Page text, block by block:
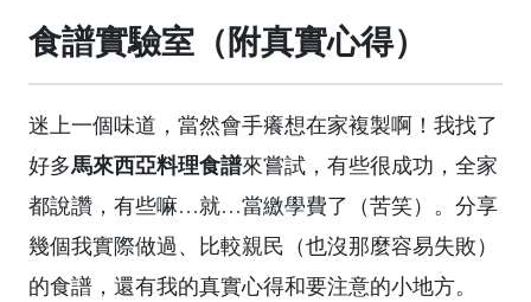
食譜實驗室（附真實心得）
迷上一個味道，當然會手癢想在家複製啊！我找了
好多馬來西亞料理食譜來嘗試，有些很成功，全家
都說讚，有些嘛…就…當繳學費了（苦笑）。分享
幾個我實際做過、比較親民（也沒那麼容易失敗）
的食譜，還有我的真實心得和要注意的小地方。